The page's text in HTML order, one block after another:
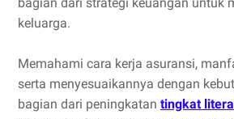
bagian dari strategi keuangan untuk
keluarga.
Memahami cara kerja asuransi,
serta menyesuaikannya dengan
bagian dari peningkatan tingkat